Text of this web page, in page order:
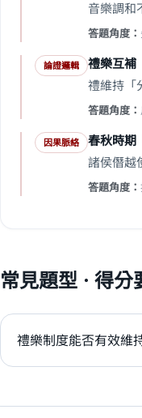
音樂調和
答題角度：
論證邏輯
禮樂互補
禮維持「
答題角度：
因果脈絡
春秋時期
諸侯僭越
答題角度：
常見題型 · 得分
禮樂制度能否有效維